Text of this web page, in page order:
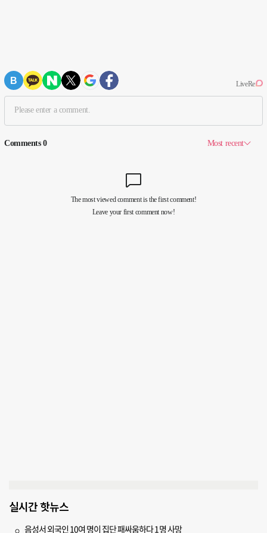
실시간 핫뉴스
음성서 외국인 10여 명이 집단 패싸움하다 1명 사망